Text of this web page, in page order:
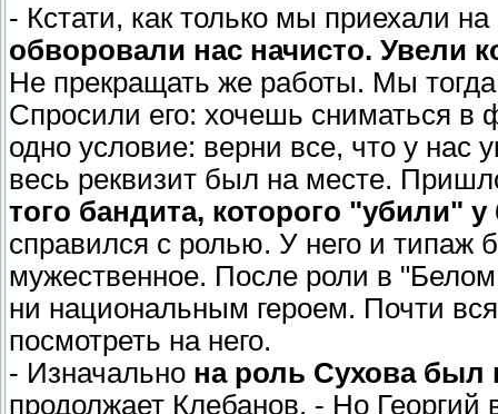
- Кстати, как только мы приехали
обворовали нас начисто. Увели
Не прекращать же работы. Мы
Спросили его: хочешь сниматься в
одно условие: верни все, что у нас
весь реквизит был на месте.
того бандита, которого "убили" у
справился с ролью. У него и типаж
мужественное. После роли в
ни национальным героем. Почти
посмотреть на него.
- Изначально на роль Сухова был
продолжает Клебанов. - Но